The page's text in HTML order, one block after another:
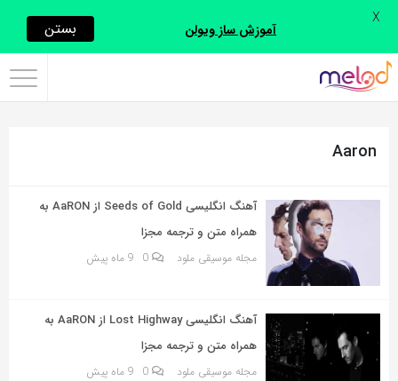
اشتراک
با
از
زیر
صفحه
دوستان
Aaron
آهنگ انگلیسی Seeds of Gold از AaRON به
همراه متن و ترجمه مجزا
مجله موسیقی ملود 0 9 ماه پیش
آهنگ انگلیسی Lost Highway از AaRON به
همراه متن و ترجمه مجزا
مجله موسیقی ملود 0 9 ماه پیش
آموزش ساز ویولن بستن X